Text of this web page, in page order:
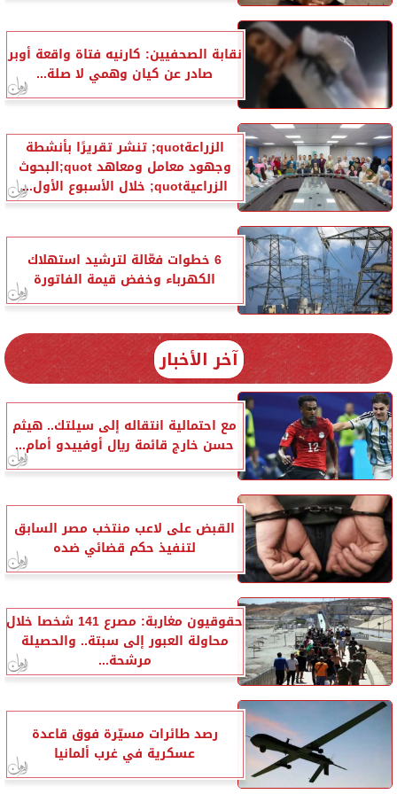
نقابة الصحفيين: كارنيه فتاة واقعة أوبر
صادر عن كيان وهمي لا صلة...
الزراعةquot; تنشر تقريرًا بأنشطة
وجهود معامل ومعاهد quot;البحوث
الزراعيةquot; خلال الأسبوع الأول...
6 خطوات فعّالة لترشيد استهلاك
الكهرباء وخفض قيمة الفاتورة
آخر الأخبار
مع احتمالية انتقاله إلى سيلتك.. هيثم
حسن خارج قائمة ريال أوفييدو أمام...
القبض على لاعب منتخب مصر السابق
لتنفيذ حكم قضائي ضده
حقوقيون مغاربة: مصرع 141 شخصا خلال
محاولة العبور إلى سبتة.. والحصيلة
مرشحة...
رصد طائرات مسيّرة فوق قاعدة
عسكرية في غرب ألمانيا